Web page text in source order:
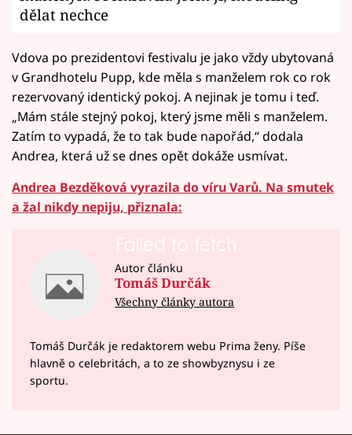
dělat nechce
Vdova po prezidentovi festivalu je jako vždy ubytovaná
v Grandhotelu Pupp, kde měla s manželem rok co rok
rezervovaný identický pokoj. A nejinak je tomu i teď.
„Mám stále stejný pokoj, který jsme měli s manželem.
Zatím to vypadá, že to tak bude napořád,“ dodala
Andrea, která už se dnes opět dokáže usmívat.
Andrea Bezděková vyrazila do víru Varů. Na smutek
a žal nikdy nepiju, přiznala:
Failed to fetch
Autor článku
Tomáš Durčák
Všechny články autora
Tomáš Durčák je redaktorem webu Prima ženy. Píše
hlavně o celebritách, a to ze showbyznysu i ze
sportu.